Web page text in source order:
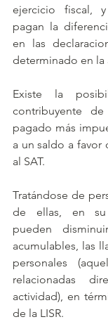
ejercicio fiscal,
pagan la
en las
determinado en la
Existe la
contribuyente
pagado más
a un saldo a favor
al SAT.
Tratándose de
de ellas, en su
pueden
acumulables, las
personales
relacionadas
actividad), en
de la LISR.